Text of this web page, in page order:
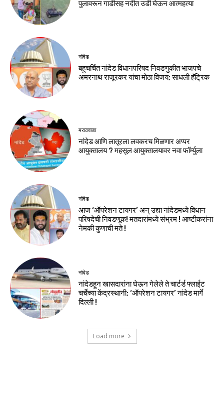
पुलावरून गाडीसह नदीत उडी घेऊन आत्महत्या
नांदेड
बहुचर्चित नांदेड विधानपरिषद निवडणुकीत भाजपचे
अमरनाथ राजूरकर यांचा मोठा विजय; साधली हॅट्रिक
मराठवाडा
नांदेड आणि लातूरला लवकरच मिळणार अप्पर
आयुक्तालय ? महसूल आयुक्तालयावर नवा फॉर्म्युला
नांदेड
आज ‘ऑपरेशन टायगर’ अन् उद्या नांदेडमध्ये विधान
परिषदेची निवडणूक! मतदारांमध्ये संभ्रम ! आष्टीकरांना
नेमकी कुणाची मते !
नांदेड
नांदेडहून खासदारांना घेऊन गेलेले ते चार्टर्ड फ्लाईट
चर्चेच्या केंद्रस्थानी; ‘ऑपरेशन टायगर’ नांदेड मार्गे
दिल्ली !
Load more